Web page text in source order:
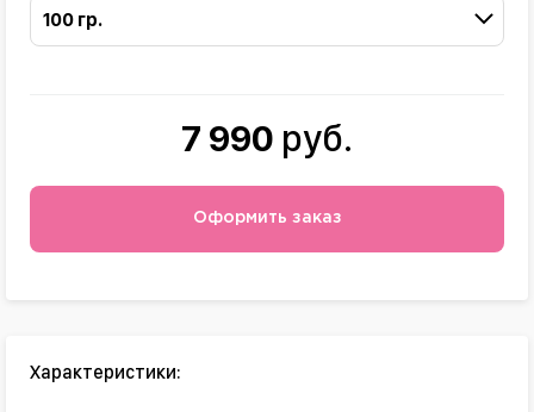
100 гр.
7 990 руб.
Оформить заказ
Характеристики: